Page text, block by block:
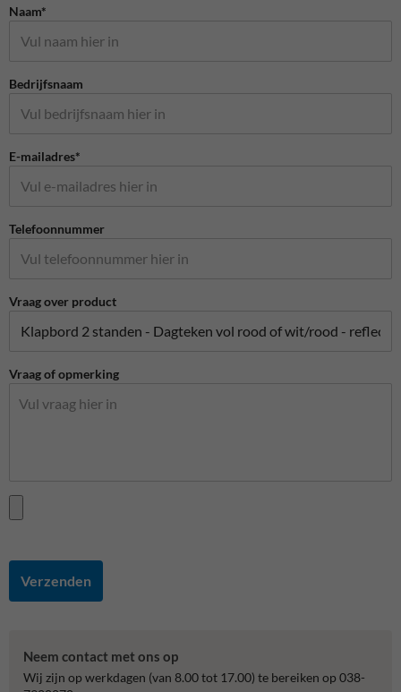
Naam*
Bedrijfsnaam
E-mailadres*
Telefoonnummer
Vraag over product
Vraag of opmerking
Verzenden
Neem contact met ons op
Wij zijn op werkdagen (van 8.00 tot 17.00) te bereiken op 038-